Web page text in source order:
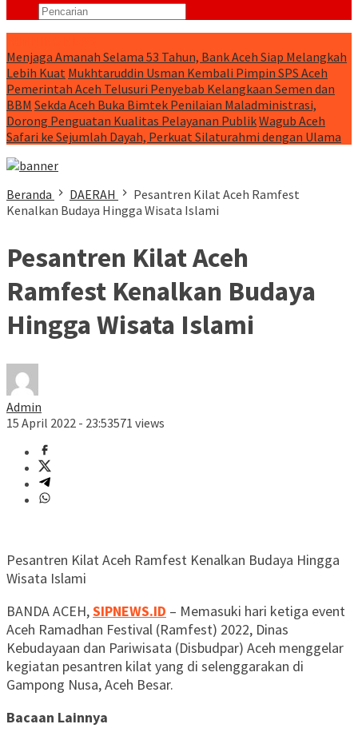
Menjaga Amanah Selama 53 Tahun, Bank Aceh Siap Melangkah
Lebih Kuat Mukhtaruddin Usman Kembali Pimpin SPS Aceh
Pemerintah Aceh Telusuri Penyebab Kelangkaan Semen dan
BBM Sekda Aceh Buka Bimtek Penilaian Maladministrasi,
Dorong Penguatan Kualitas Pelayanan PublikWagub Aceh
Safari ke Sejumlah Dayah, Perkuat Silaturahmi dengan Ulama
Beranda DAERAH
Pesantren Kilat Aceh Ramfest
Kenalkan Budaya Hingga Wisata Islami
Pesantren Kilat Aceh
Ramfest Kenalkan Budaya
Hingga Wisata Islami
Admin
15 April 2022 - 23:53571 views
Pesantren Kilat Aceh Ramfest Kenalkan Budaya Hingga
Wisata Islami
BANDA ACEH,SIPNEWS.ID – Memasuki hari ketiga event
Aceh Ramadhan Festival (Ramfest) 2022, Dinas
Kebudayaan dan Pariwisata (Disbudpar) Aceh menggelar
kegiatan pesantren kilat yang di selenggarakan di
Gampong Nusa, Aceh Besar.
Bacaan Lainnya